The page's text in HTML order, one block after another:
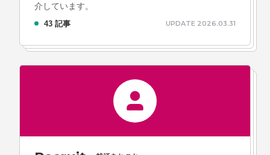
介しています。
43 記事 UPDATE 2026.03.31